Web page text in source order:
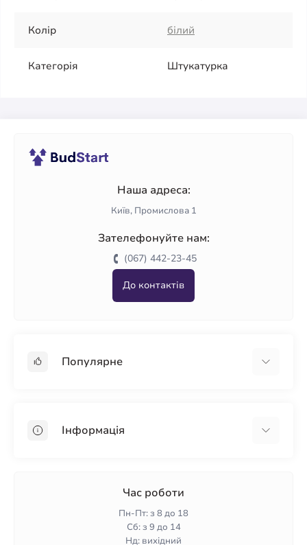
Колір білий
Категорія Штукатурка
Наша адреса:
Київ, Промислова 1
Зателефонуйте нам:
(067) 442-23-45
До контактів
Популярне
ПінопластІнформація
Гарантія та повернення
Час роботи
Пн-Пт: з 8 до 18
Сб: з 9 до 14
Нд: вихідний